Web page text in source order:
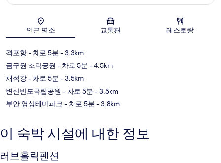
지도
인근 명소 교통편 레스토랑
격포항- 차로 5분 - 3.3km
금구원 조각공원 - 차로 5분 - 4.5km
채석강- 차로 5분 - 3.5km
변산반도국립공원 - 차로 5분 - 3.5km
부안 영상테마파크 - 차로 5분 - 3.8km
이 숙박 시설에 대한 정보
러브홀릭펜션